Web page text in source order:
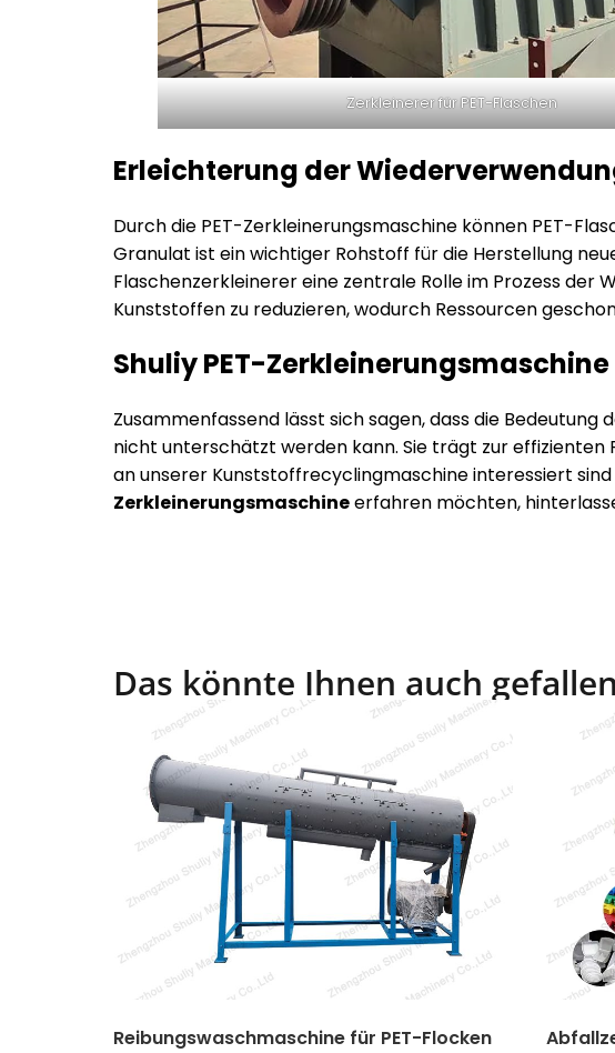
Zerkleinerer für PET-Flaschen
Erleichterung der
Durch die PET-Zerkleinerungsmaschine können PET-
Granulat ist ein wichtiger Rohstoff für die Herstellung
Flaschenzerkleinerer eine zentrale Rolle im Prozess der
Kunststoffen zu reduzieren, wodurch Ressourcen
Shuliy PET-
Zusammenfassend lässt sich sagen, dass die
nicht unterschätzt werden kann. Sie trägt zur effizienten
an unserer Kunststoffrecyclingmaschine interessiert
Zerkleinerungsmaschineerfahren möchten,
Das könnte Ihnen auch gefallen
Reibungswaschmaschine für PET-Flocken